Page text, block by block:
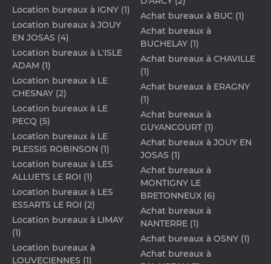
Location bureaux à IGNY (1)
Location bureaux à JOUY
EN JOSAS (4)
Location bureaux à L'ISLE
ADAM (1)
Location bureaux à LE
CHESNAY (2)
Location bureaux à LE
PECQ (5)
Location bureaux à LE
PLESSIS ROBINSON (1)
Location bureaux à LES
ALLUETS LE ROI (1)
Location bureaux à LES
ESSARTS LE ROI (2)
Location bureaux à LIMAY
(1)
Location bureaux à
LOUVECIENNES (1)
Achat bureaux à BUC (1)
Achat bureaux à
BUCHELAY (1)
Achat bureaux à CHAVILLE
(1)
Achat bureaux à ERAGNY
(1)
Achat bureaux à
GUYANCOURT (1)
Achat bureaux à JOUY EN
JOSAS (1)
Achat bureaux à
MONTIGNY LE
BRETONNEUX (6)
Achat bureaux à
NANTERRE (1)
Achat bureaux à OSNY (1)
Achat bureaux à